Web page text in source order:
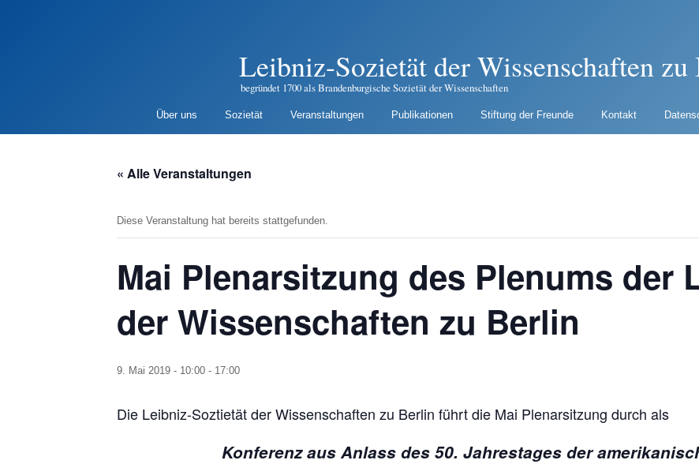
Leibniz-Sozietät der Wissenschaften
begründet 1700 als Brandenburgische Sozietät der Wissenschaften
Über uns Sozietät Veranstaltungen Publikationen Stiftung der Freunde Kontakt
« Alle Veranstaltungen
Diese Veranstaltung hat bereits stattgefunden.
Mai Plenarsitzung des Plenums der
der Wissenschaften zu Berlin
9. Mai 2019 - 10:00 - 17:00
Die Leibniz-Soztietät der Wissenschaften zu Berlin führt die Mai Plenarsitzung durch als
Konferenz aus Anlass des 50. Jahrestages der